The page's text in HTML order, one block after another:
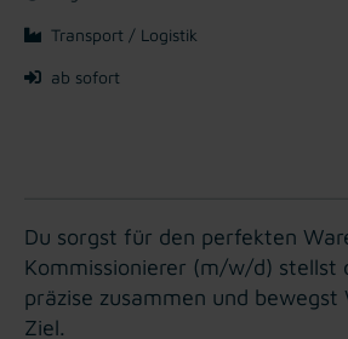
Transport / Logistik
ab sofort
Du sorgst für den perfekten
Kommissionierer (m/w/d) stellst
präzise zusammen und bewegst
Ziel.